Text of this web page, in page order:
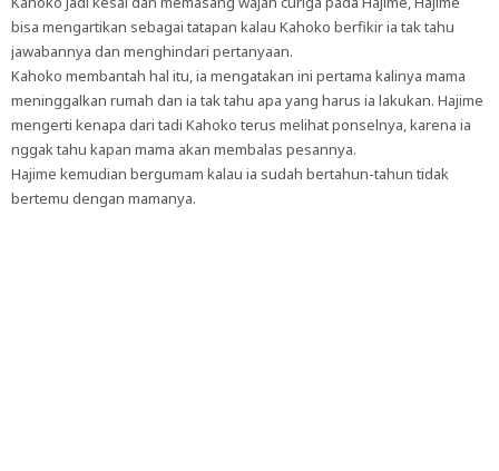
bisa mengartikan sebagai tatapan kalau Kahoko berfikir ia tak tahu
jawabannya dan menghindari pertanyaan.
Kahoko membantah hal itu, ia mengatakan ini pertama kalinya mama
meninggalkan rumah dan ia tak tahu apa yang harus ia lakukan. Hajime
mengerti kenapa dari tadi Kahoko terus melihat ponselnya, karena ia
nggak tahu kapan mama akan membalas pesannya.
Hajime kemudian bergumam kalau ia sudah bertahun-tahun tidak
bertemu dengan mamanya.